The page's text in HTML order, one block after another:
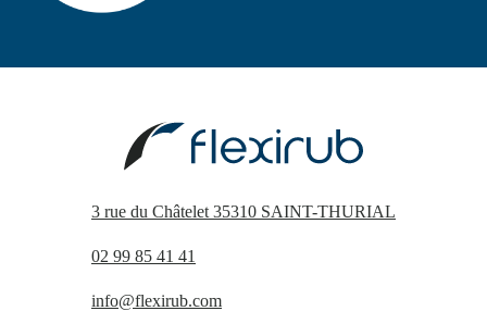
3 rue du Châtelet 35310 SAINT-THURIAL
02 99 85 41 41
info@flexirub.com